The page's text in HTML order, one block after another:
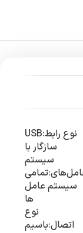
نوع رابط:USB
سازگار با
سیستم
سیستم عامل
ها
نوع
اتصال:باسیم